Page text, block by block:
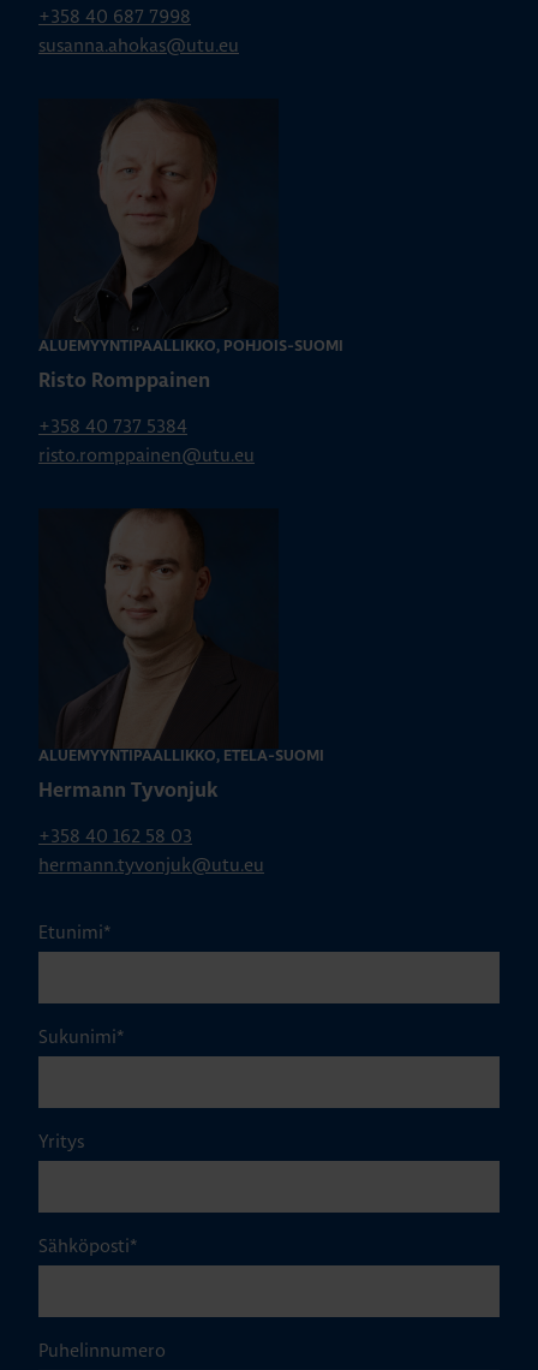
+358 40 687 7998
susanna.ahokas@utu.eu
ALUEMYYNTIPÄÄLLIKKÖ, POHJOIS-SUOMI
Risto Romppainen
+358 40 737 5384
risto.romppainen@utu.eu
ALUEMYYNTIPÄÄLLIKKÖ, ETELÄ-SUOMI
Hermann Tyvonjuk
+358 40 162 58 03
hermann.tyvonjuk@utu.eu
Etunimi*
Sukunimi*
Yritys
Sähköposti*
Puhelinnumero